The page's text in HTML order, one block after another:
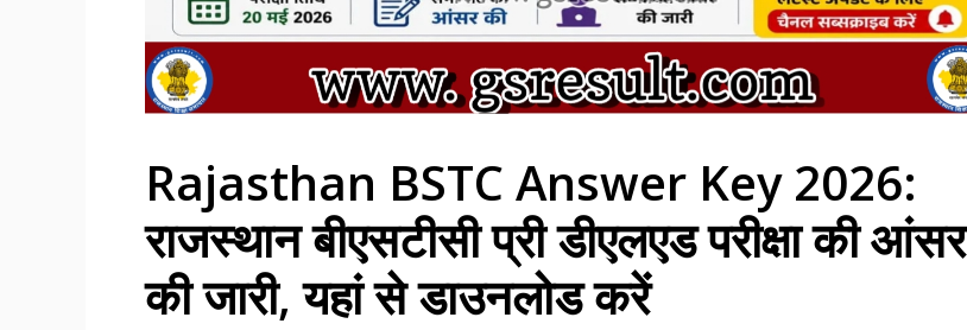
Rajasthan BSTC Answer Key 2026:
राजस्थान बीएसटीसी प्री डीएलएड परीक्षा की आंसर
की जारी, यहां से डाउनलोड करें